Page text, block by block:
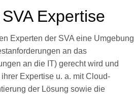
Expertise
Experten der SVA eine Umgebung
an das
an die IT) gerecht wird und
Expertise u. a. mit Cloud-
der Lösung sowie die